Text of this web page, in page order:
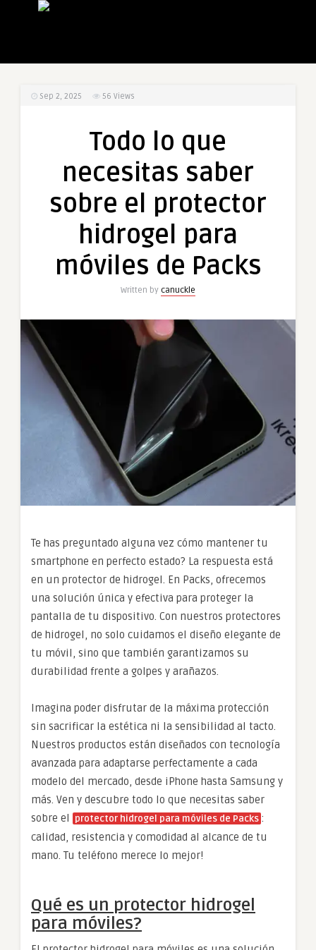
Sep 2, 2025 56 Views
Todo lo que
necesitas saber
sobre el protector
hidrogel para
móviles de Packs
Written by canuckle
Te has preguntado alguna vez cómo mantener tu
smartphone en perfecto estado? La respuesta está
en un protector de hidrogel. En Packs, ofrecemos
una solución única y efectiva para proteger la
pantalla de tu dispositivo. Con nuestros protectores
de hidrogel, no solo cuidamos el diseño elegante de
tu móvil, sino que también garantizamos su
durabilidad frente a golpes y arañazos.
Imagina poder disfrutar de la máxima protección
sin sacrificar la estética ni la sensibilidad al tacto.
Nuestros productos están diseñados con tecnología
avanzada para adaptarse perfectamente a cada
modelo del mercado, desde iPhone hasta Samsung y
más. Ven y descubre todo lo que necesitas saber
sobre el
protector hidrogel para móviles de Packs :
calidad, resistencia y comodidad al alcance de tu
mano. Tu teléfono merece lo mejor!
Qué es un protector hidrogel
para móviles?